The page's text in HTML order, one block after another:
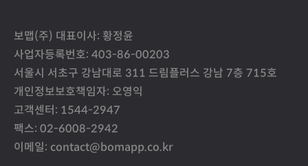
보맵(주) 대표이사: 황정윤
사업자등록번호: 403-86-00203
서울시 서초구 강남대로 311 드림플러스 강남 7층 715호
개인정보보호책임자: 오영익
고객센터: 1544-2947
팩스: 02-6008-2942
이메일: contact@bomapp.co.kr